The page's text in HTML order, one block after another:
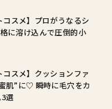
コスメ】プロがうなるシ
に溶け込んで圧倒的小
コスメ】クッションファ
肌”に♡ 瞬時に毛穴をカ
選